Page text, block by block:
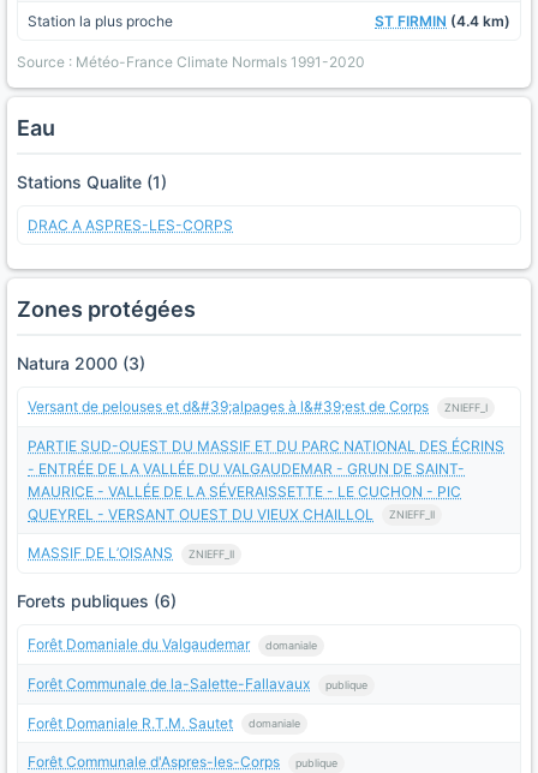
Station la plus proche ST FIRMIN (4.4 km)
Source : Météo-France Climate Normals 1991-2020
Eau
Stations Qualite (1)
DRAC A ASPRES-LES-CORPS
Zones protégées
Natura 2000 (3)
Versant de pelouses et d&#39;alpages à l&#39;est de Corps ZNIEFF_I
PARTIE SUD-OUEST DU MASSIF ET DU PARC NATIONAL DES ÉCRINS
- ENTRÉE DE LA VALLÉE DU VALGAUDEMAR - GRUN DE SAINT-
MAURICE - VALLÉE DE LA SÉVERAISSETTE - LE CUCHON - PIC
QUEYREL - VERSANT OUEST DU VIEUX CHAILLOL
ZNIEFF_II
MASSIF DE L’OISANS ZNIEFF_II
Forets publiques (6)
Forêt Domaniale du Valgaudemar domaniale
Forêt Communale de la-Salette-Fallavaux publique
Forêt Domaniale R.T.M. Sautet domaniale
Forêt Communale d'Aspres-les-Corps publique